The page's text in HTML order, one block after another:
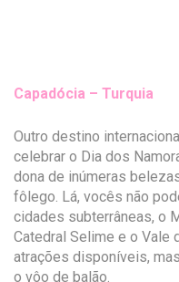
Capadócia – Turquia
Outro destino
celebrar o Dia dos
dona de inúmeras
fôlego. Lá, vocês não
cidades subterrâneas, o
Catedral Selime e o Vale
atrações disponíveis,
o vôo de balão.